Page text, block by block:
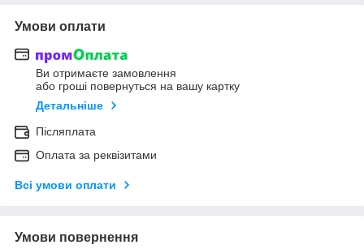
Умови оплати
Ви отримаєте замовлення
або гроші повернуться на вашу картку
Детальніше
Післяплата
Оплата за реквізитами
Всі умови оплати
Умови повернення